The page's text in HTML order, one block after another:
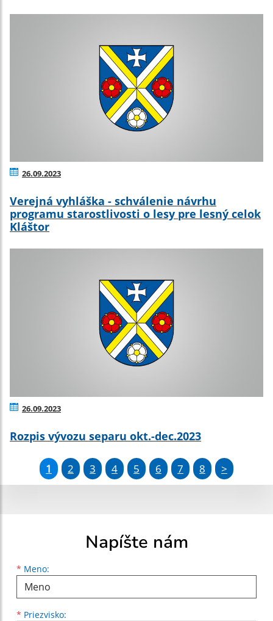
26.09.2023
Verejná vyhláška - schválenie návrhu
programu starostlivosti o lesy pre lesný celok
Kláštor
26.09.2023
Rozpis vývozu separu okt.-dec.2023
1 2 3 4 5 6 7 8 >
Napíšte nám
* Meno:
Meno
* Priezvisko:
Priezvisko
E-mailová adresa